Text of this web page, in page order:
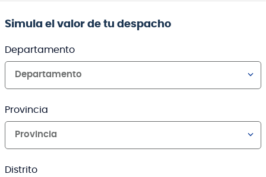
Simula el valor de tu despacho
Departamento
Departamento
Provincia
Provincia
Distrito